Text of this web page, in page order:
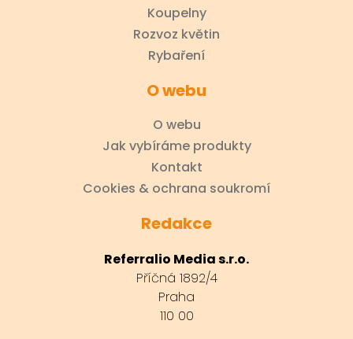
Koupelny
Rozvoz květin
Rybaření
O webu
O webu
Jak vybíráme produkty
Kontakt
Cookies & ochrana soukromí
Redakce
Referralio Media s.r.o.
Příčná 1892/4
Praha
110 00